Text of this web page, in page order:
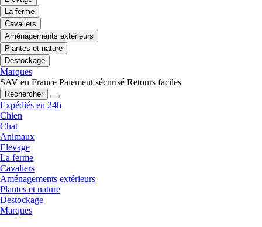
La ferme
Cavaliers
Aménagements extérieurs
Plantes et nature
Destockage
Marques
SAV en France Paiement sécurisé Retours faciles
Rechercher
Expédiés en 24h
Chien
Chat
Animaux
Elevage
La ferme
Cavaliers
Aménagements extérieurs
Plantes et nature
Destockage
Marques